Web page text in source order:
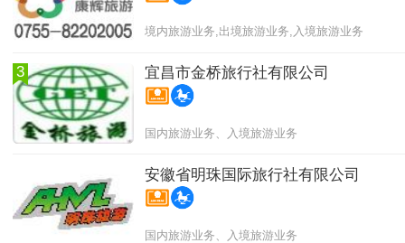
境内旅游业务,出境旅游业务,入境旅游业务
3 宜昌市金桥旅行社有限公司
国内旅游业务、入境旅游业务
安徽省明珠国际旅行社有限公司
国内旅游业务、入境旅游业务